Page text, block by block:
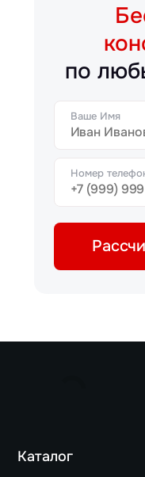
по
Ваше Имя
Номер
Каталог